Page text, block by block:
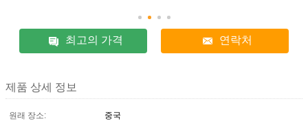
최고의 가격 연락처
제품 상세 정보
원래 장소:
중국